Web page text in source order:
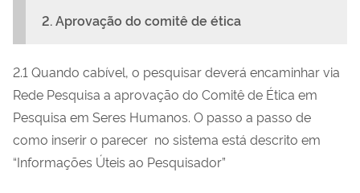
2. Aprovação do comitê de ética
2.1 Quando cabível, o pesquisar deverá encaminhar via
Rede Pesquisa a aprovação do Comitê de Ética em
Pesquisa em Seres Humanos. O passo a passo de
como inserir o parecer no sistema está descrito em
“Informações Úteis ao Pesquisador”